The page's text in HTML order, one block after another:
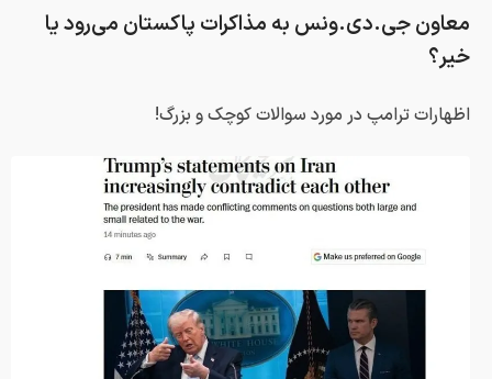
معاون جی.دی.ونس به مذاکرات پاکستان می‌رود یا
خیر؟
اظهارات ترامپ در مورد سوالات کوچک و بزرگ!